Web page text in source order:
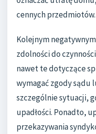
cennych przedmiotów.
Kolejnym
zdolności do
nawet te dotyczące
wymagać zgody sądu
szczególnie sytuacji,
upadłości. Ponadto,
przekazywania